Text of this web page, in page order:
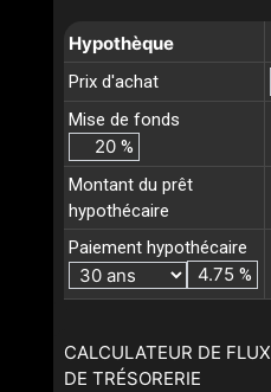
Hypothèque
Prix d'achat
Mise de fonds
%
Montant du prêt
hypothécaire
Paiement hypothécaire
%
CALCULATEUR DE FLUX
DE TRÉSORERIE